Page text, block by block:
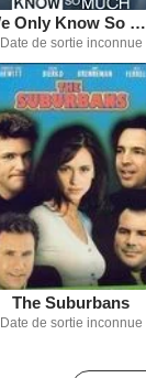
We Only Know So Much
Date de sortie inconnue
The Suburbans
Date de sortie inconnue